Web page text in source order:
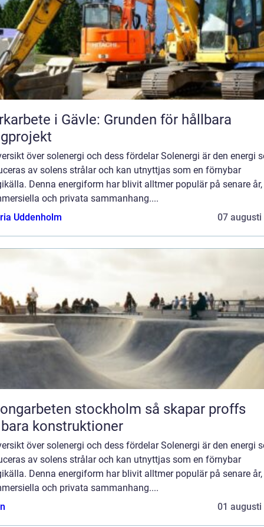
i Gävle: Grunden för hållbara
över solenergi och dess fördelar Solenergi är den energi
av solens strålar och kan utnyttjas som en förnybar
Denna energiform har blivit alltmer populär på senare
och privata sammanhang....
Uddenholm
07 augusti
stockholm så skapar proffs
konstruktioner
över solenergi och dess fördelar Solenergi är den energi
av solens strålar och kan utnyttjas som en förnybar
Denna energiform har blivit alltmer populär på senare
och privata sammanhang....
01 augusti